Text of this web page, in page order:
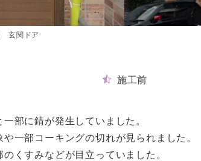
玄関ドア
施工前
部に錆が発生していました。
一部コーキングの切れが見られました。
くすみなどが目立っていました。